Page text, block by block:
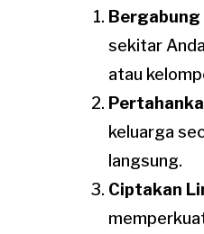
Bergabung
sekitar
atau
keluarga
langsung.
Ciptakan